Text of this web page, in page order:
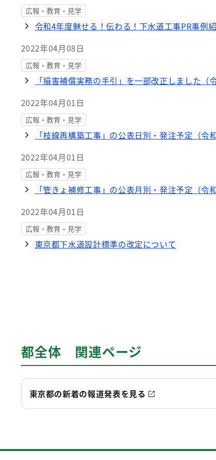
広報・教育・見学
令和4年度魅せる！伝わる！下水道工事PR事例
2022年04月08日
広報・教育・見学
「損害補償実務の手引」を一部改正しました（
2022年04月01日
広報・教育・見学
「枝線再構築工事」の公表日別・発注予定（令
2022年04月01日
広報・教育・見学
「管きょ補修工事」の公表月別・発注予定（令
2022年04月01日
広報・教育・見学
東京都下水道設計標準の改定について
都全体 関連ページ
東京都の新着の報道発表を見る